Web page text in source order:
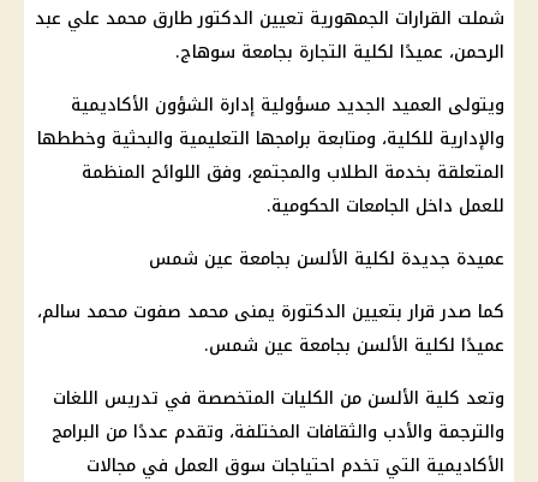
شملت القرارات الجمهورية تعيين الدكتور طارق محمد علي عبد
الرحمن، عميدًا لكلية التجارة بجامعة سوهاج.
ويتولى العميد الجديد مسؤولية إدارة الشؤون الأكاديمية
والإدارية للكلية، ومتابعة برامجها التعليمية والبحثية وخططها
المتعلقة بخدمة الطلاب والمجتمع، وفق اللوائح المنظمة
للعمل داخل الجامعات الحكومية.
عميدة جديدة لكلية الألسن بجامعة عين شمس
كما صدر قرار بتعيين الدكتورة يمنى محمد صفوت محمد سالم،
عميدًا لكلية الألسن بجامعة عين شمس.
وتعد كلية الألسن من الكليات المتخصصة في تدريس اللغات
والترجمة والأدب والثقافات المختلفة، وتقدم عددًا من البرامج
الأكاديمية التي تخدم احتياجات سوق العمل في مجالات